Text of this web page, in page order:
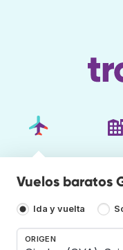
Vuelos baratos
Ida y vuelta
ORIGEN